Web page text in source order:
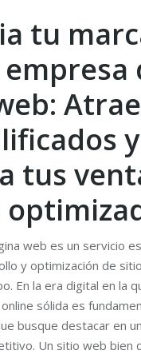
tu
Atrae
y
tus
web es un servicio
y optimización de
En la era digital en la
sólida es
busque destacar en
Un sitio web bien